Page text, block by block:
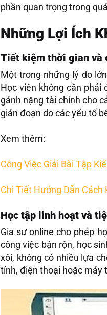
phần quan trọng trong
Những Lợi Ích
Tiết kiệm thời gian và
Một trong những lý do
Học viên không cần phải
gánh nặng tài chính cho
gián đoạn do các yếu tố
Xem thêm:
Công Việc Giải Bài Tập
Chi Tiết Hướng Dẫn Cách
Học tập linh hoạt và
Gia sư online cho phép
công việc bận rộn, học
xôi, không có nhiều lựa
tính, điện thoại hoặc máy